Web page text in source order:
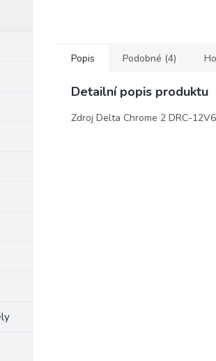
Popis Podobné (4)
Detailní popis produktu
Zdroj Delta Chrome 2 DRC-